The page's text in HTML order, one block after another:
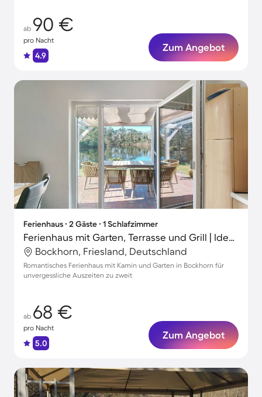
ab 90 €
pro Nacht
4.9
Zum Angebot
Ferienhaus ∙ 2 Gäste ∙ 1 Schlafzimmer
Ferienhaus mit Garten, Terrasse und Grill | Ideal für Homeoffice
Bockhorn, Friesland, Deutschland
Romantisches Ferienhaus mit Kamin und Garten in Bockhorn für
unvergessliche Auszeiten zu zweit
ab 68 €
pro Nacht
5.0
Zum Angebot